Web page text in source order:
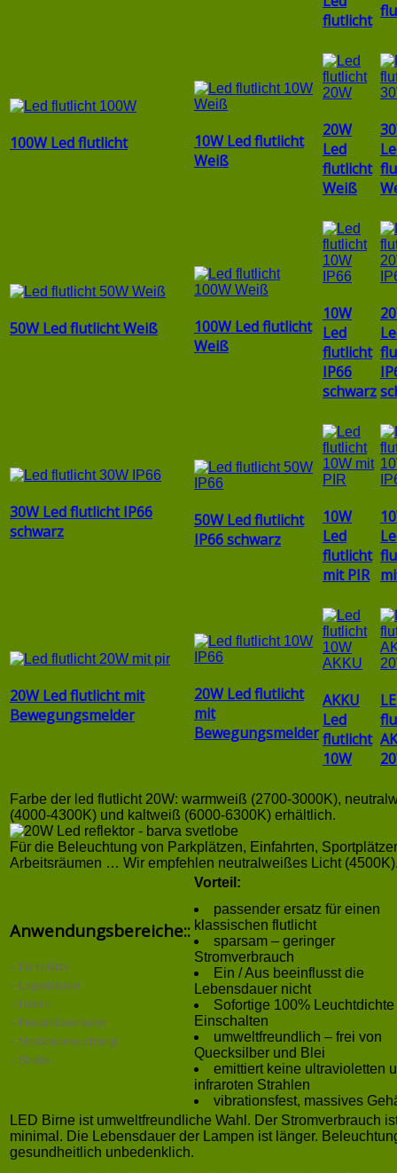
flutlicht
100W Led flutlicht
10W Led flutlicht
Weiß
20W
Led
flutlicht
Weiß
50W Led flutlicht Weiß
100W Led flutlicht
Weiß
10W
Led
flutlicht
IP66
schwarz
30W Led flutlicht IP66
schwarz
50W Led flutlicht
IP66 schwarz
10W
Led
flutlicht
mit PIR
20W Led flutlicht mit
Bewegungsmelder
20W Led flutlicht
mit
Bewegungsmelder
AKKU
Led
flutlicht
10W
Farbe der led flutlicht 20W: warmweiß (2700-3000K),
(4000-4300K) und kaltweiß (6000-6300K) erhältlich.
Für die Beleuchtung von Parkplätzen, Einfahrten,
Arbeitsräumen … Wir empfehlen neutralweißes Licht
Anwendungsbereiche::
– Parkplätze
– Lagerhäuser
– Hallen
– Produktionsräume
– Straßenbeleuchtung
– Straße
Vorteil:
passender ersatz für einen
klassischen flutlicht
sparsam – geringer
Stromverbrauch
Ein / Aus beeinflusst die
Lebensdauer nicht
Sofortige 100%
Einschalten
umweltfreundlich – frei von
Quecksilber und Blei
emittiert keine ultravioletten
infraroten Strahlen
vibrationsfest, massives
LED Birne ist umweltfreundliche Wahl. Der Stromverbrauch
minimal. Die Lebensdauer der Lampen ist länger.
gesundheitlich unbedenklich.